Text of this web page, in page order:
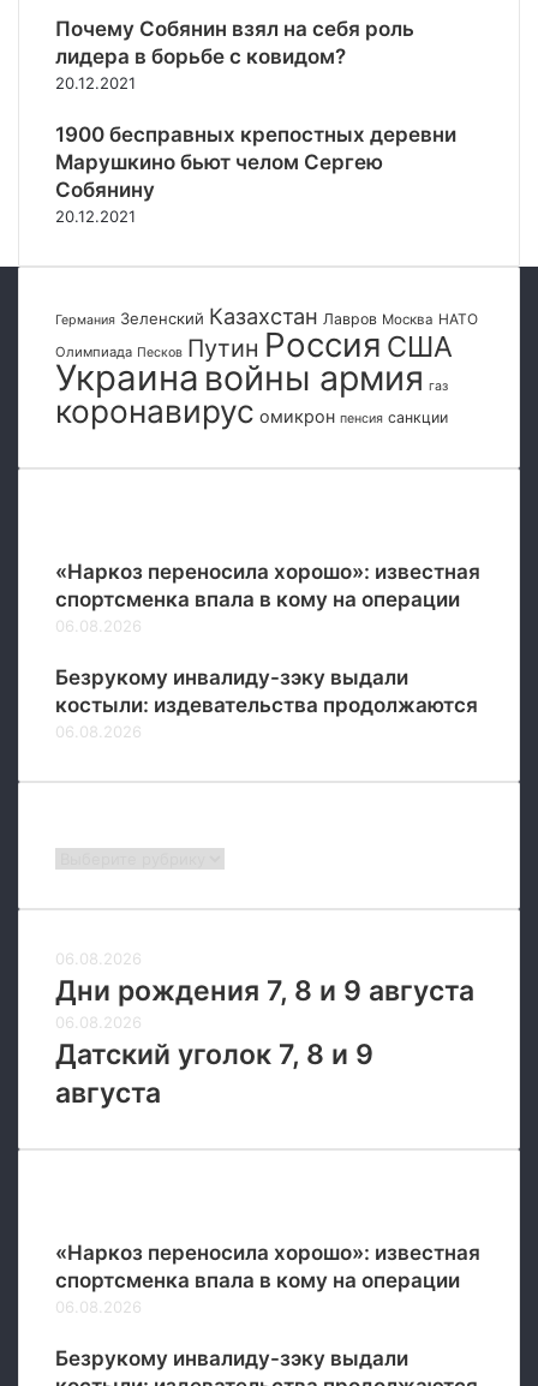
в
»
К
и
е
в
м
р
ы
к
е
у
х
о
е
и
з
Р
с
и
в
о
о
р
а
н
и
е
ь
ы
х
о
г
в
Почему Собянин взял на себя роль
лидера в борьбе с ковидом?
20.12.2021
1900 бесправных крепостных деревни
Марушкино бьют челом Сергею
Собянину
20.12.2021
Германия Зеленский Казахстан Лавров Москва НАТО
Олимпиада Песков Путин Россия США
Украина войны армия газ
коронавирус омикрон пенсия санкции
«Наркоз переносила хорошо»: известная
спортсменка впала в кому на операции
06.08.2026
Безрукому инвалиду-зэку выдали
костыли: издевательства продолжаются
06.08.2026
06.08.2026
Дни рождения 7, 8 и 9 августа
06.08.2026
Датский уголок 7, 8 и 9
августа
«Наркоз переносила хорошо»: известная
спортсменка впала в кому на операции
06.08.2026
Безрукому инвалиду-зэку выдали